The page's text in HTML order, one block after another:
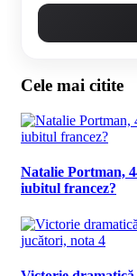
Cele mai citite
Natalie Portman,
iubitul francez?